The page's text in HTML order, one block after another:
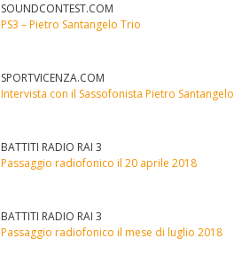
SOUNDCONTEST.COM
PS3 – Pietro Santangelo Trio
SPORTVICENZA.COM
Intervista con il Sassofonista Pietro Santangelo
BATTITI RADIO RAI 3
Passaggio radiofonico il 20 aprile 2018
BATTITI RADIO RAI 3
Passaggio radiofonico il mese di luglio 2018